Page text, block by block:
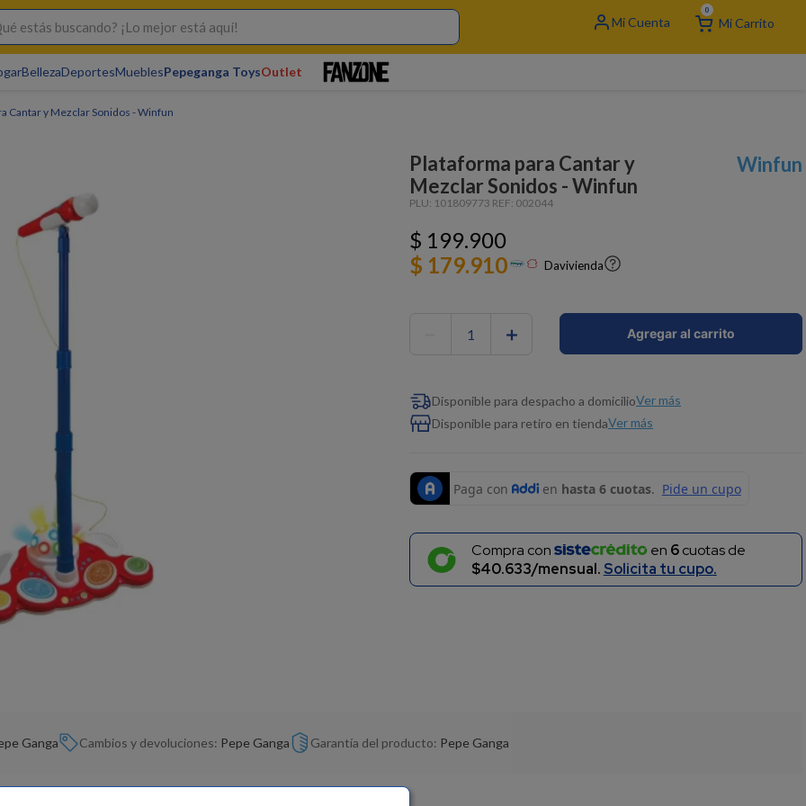
buscando? ¡Lo mejor está aquí! 0
BellezaDeportesMueblesPepeganga ToysOutlet
Cantar y Mezclar Sonidos - Winfun
Plataforma para Cantar y
Mezclar Sonidos - Winfun
PLU: 101809773 REF: 002044
Winfun
$ 199.900
$ 179.910
Davivienda
＋ Agregar al carrito
Disponible para despacho a domicilioVer más
Disponible para retiro en tiendaVer más
Compra con en 6cuotas de
$40.633/mensual. Solicita tu cupo.
Ganga Cambios y devoluciones: Pepe Ganga Garantía del producto: Pepe Ganga